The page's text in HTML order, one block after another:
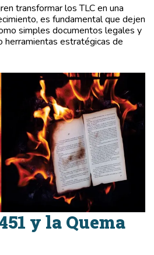
transformar los TLC en una
es fundamental que dejen
simples documentos legales y
herramientas estratégicas de
y la Quema